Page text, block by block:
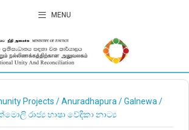
MENU
Projects /Anuradhapura /Galnewa /
රාජ්‍ය භාෂා වේදිකා නාට්‍ය